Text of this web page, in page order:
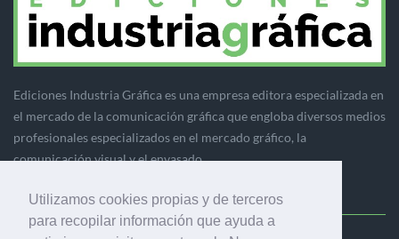
Utilizamos cookies propias y de terceros
para recopilar información que ayuda a
Ediciones Industria Gráfica es una empresa editora especializada en
el mercado de la comunicación gráfica que engloba diversos medios
profesionales especializados en el mercado gráfico, la
comunicación visual y el envasado.